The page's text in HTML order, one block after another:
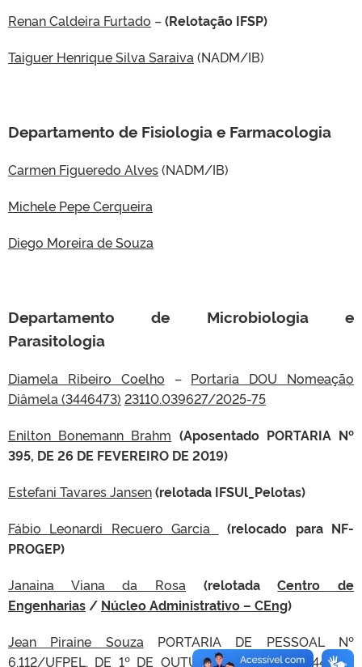
Renan Caldeira Furtado –(Relotação IFSP)
Taiguer Henrique Silva Saraiva (NADM/IB)
Departamento de Fisiologia e Farmacologia
Carmen Figueredo Alves(NADM/IB)
Michele Pepe Cerqueira
Diego Moreira de Souza
Departamento de Microbiologia e
Parasitologia
Diamela Ribeiro Coelho – Portaria DOU Nomeação
Diâmela (3446473) 23110.039627/2025-75
Enilton Bonemann Brahm (Aposentado PORTARIA Nº
395, DE 26 DE FEVEREIRO DE 2019)
Estefani Tavares Jansen(relotada IFSUl_Pelotas)
Fábio Leonardi Recuero Garcia
(relocado para NF-
PROGEP)
Janaina Viana da Rosa (relotadaCentro de
Engenharias / Núcleo Administrativo – CEng)
Jean Piraine Souza PORTARIA DE PESSOAL Nº
6.112/UFPEL, DE 1º DE OUTUBRO DE 2025(3344665)